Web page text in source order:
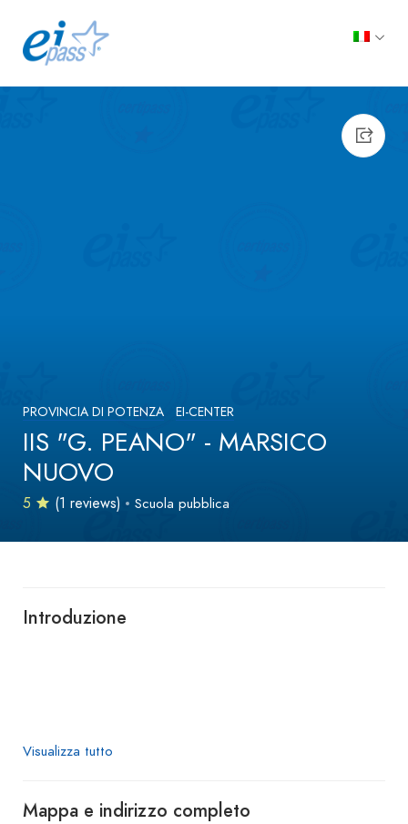
PROVINCIA DI POTENZA EI-CENTER
IIS "G. PEANO" - MARSICO
NUOVO
5 (1 reviews) Scuola pubblica
Introduzione
Visualizza tutto
Mappa e indirizzo completo